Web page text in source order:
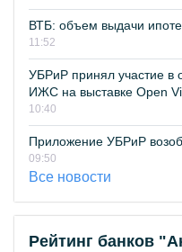
ВТБ: объем выдачи
11:52
УБРиР принял участие в
ИЖС на выставке Open
10:40
Приложение УБРиР
09:50
Все новости
Рейтинг банков